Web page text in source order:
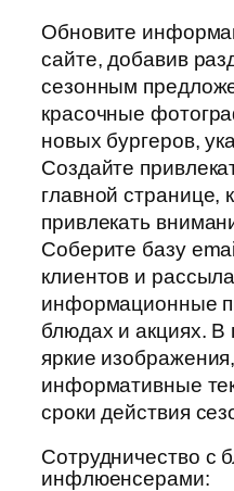
Обновите
сайте, добавив
сезонным
красочные
новых бургеров,
Создайте
главной странице,
привлекать
Соберите базу
клиентов и
информационные
блюдах и акциях. В
яркие
информативные
сроки действия
Сотрудничество с
инфлюенсерами: